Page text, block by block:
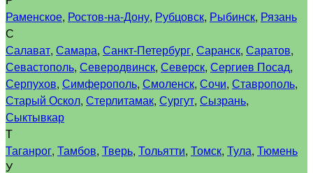
Раменское, Ростов-на-Дону, Рубцовск, Рыбинск, Рязань
С
Салават, Самара, Санкт-Петербург, Саранск, Саратов,
Севастополь, Северодвинск, Северск, Сергиев Посад,
Серпухов, Симферополь, Смоленск, Сочи, Ставрополь,
Старый Оскол, Стерлитамак, Сургут, Сызрань,
Сыктывкар
Т
Таганрог, Тамбов, Тверь, Тольятти, Томск, Тула, Тюмень
У